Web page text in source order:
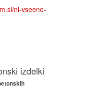
ni-vseeno-
izdelki